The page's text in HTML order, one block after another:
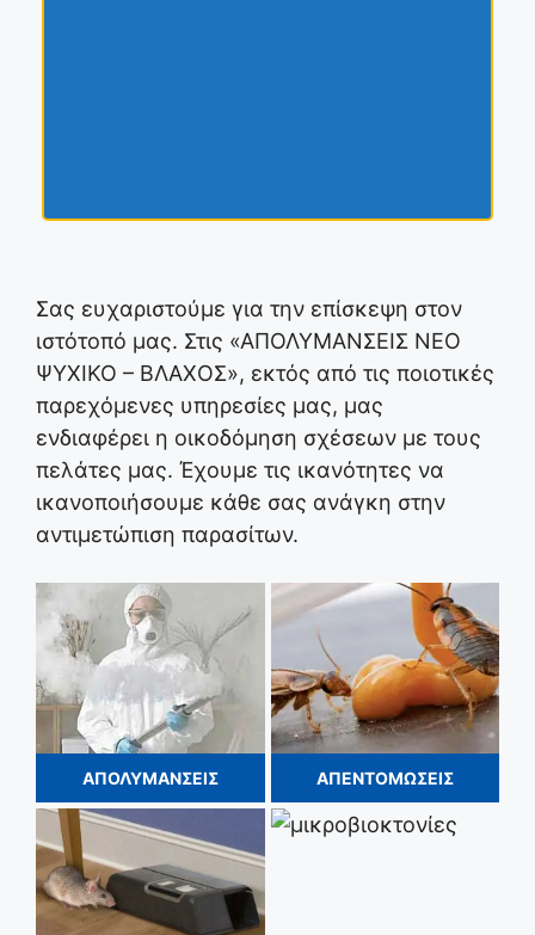
Σας ευχαριστούμε για την επίσκεψη στον
ιστότοπό μας. Στις «ΑΠΟΛΥΜΑΝΣΕΙΣ ΝΕΟ
ΨΥΧΙΚΟ – ΒΛΑΧΟΣ», εκτός από τις ποιοτικές
παρεχόμενες υπηρεσίες μας, μας
ενδιαφέρει η οικοδόμηση σχέσεων με τους
πελάτες μας. Έχουμε τις ικανότητες να
ικανοποιήσουμε κάθε σας ανάγκη στην
αντιμετώπιση παρασίτων.
ΑΠΟΛΥΜΑΝΣΕΙΣ ΑΠΕΝΤΟΜΩΣΕΙΣ